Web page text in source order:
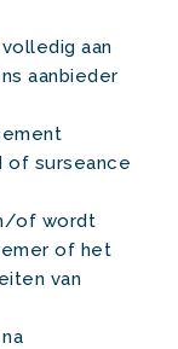
aan
aanbieder
of surseance
of wordt
of het
van